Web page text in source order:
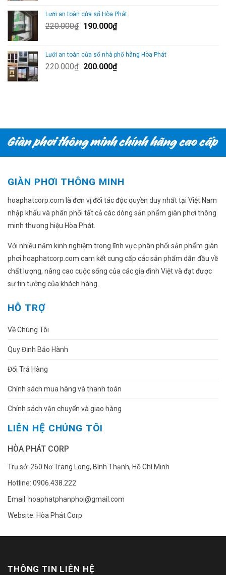
220.000₫.là:
190.000₫.
Lưới an toàn cửa sổ Hòa Phát
220.000₫ Giá
220.000₫.
190.000₫Giá
là:
190.000₫.
Lưới an toàn cửa sổ nhà phố hãng Hòa Phát
220.000₫ Giá
200.000₫Giá
GIÀN PHƠI THÔNG MINH
hoaphatcorp.com là đơn vị đối tác độc quyền duy nhất tại Việt Nam
nhập khẩu và phân phối tất cả các dòng sản phẩm giàn phơi thông
minh thương hiệu Hòa Phát.
Với nhiều năm kinh nghiệm trong lĩnh vực phân phối sản phẩm giàn
phơi hoaphatcorp.com cam kết cung cấp các sản phẩm dẫn đầu về
chất lượng, nâng cao cuộc sống của các gia đình Việt và đạt được
sự tin tưởng của khách hàng.
HỖ TRỢ
Về Chúng Tôi
Quy Định Bảo Hành
Đổi Trả Hàng
Chính sách mua hàng và thanh toán
Chính sách vận chuyển và giao hàng
LIÊN HỆ CHÚNG TÔI
HÒA PHÁT CORP
Trụ sở: 260 Nơ Trang Long, Bình Thạnh, Hồ Chí Minh
Hotline: 0906.438.222
Email: hoaphatphanphoi@gmail.com
Website: Hòa Phát Corp
THÔNG TIN LIÊN HỆ